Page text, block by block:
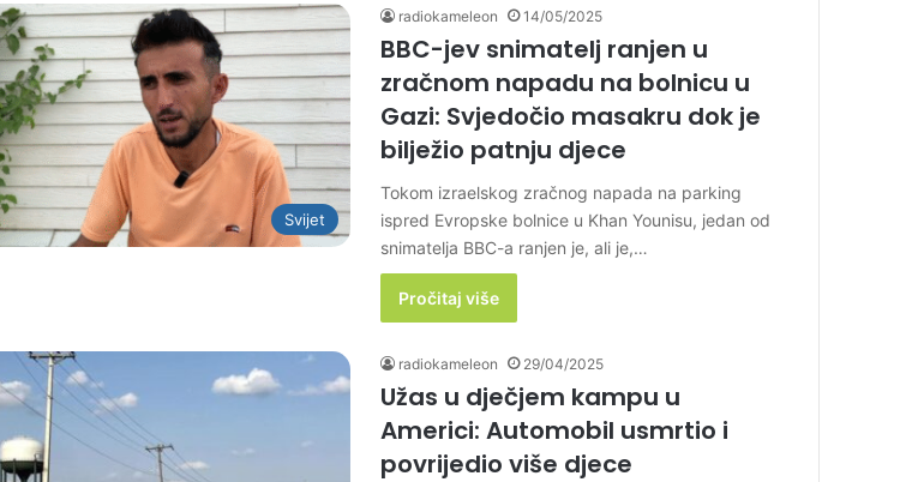
Svijet
radiokameleon 14/05/2025
BBC-jev snimatelj ranjen u
zračnom napadu na bolnicu u
Gazi: Svjedočio masakru dok je
bilježio patnju djece
Tokom izraelskog zračnog napada na parking
ispred Evropske bolnice u Khan Younisu, jedan od
snimatelja BBC-a ranjen je, ali je,…
Pročitaj više
radiokameleon 29/04/2025
Užas u dječjem kampu u
Americi: Automobil usmrtio i
povrijedio više djece